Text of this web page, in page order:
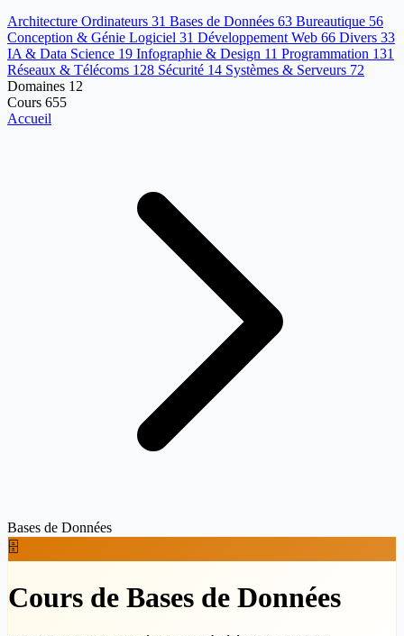
Architecture Ordinateurs 31 Bases de Données 63 Bureautique 56
Conception & Génie Logiciel 31 Développement Web 66 Divers 33
IA & Data Science 19 Infographie & Design 11 Programmation 131
Réseaux & Télécoms 128 Sécurité 14 Systèmes & Serveurs 72
Domaines 12
Cours 655
Accueil
Bases de Données
🗄️
Cours de Bases de Données